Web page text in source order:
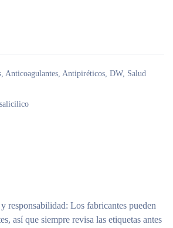
, Anticoagulantes, Antipiréticos, DW, Salud
responsabilidad: Los fabricantes pueden
así que siempre revisa las etiquetas antes